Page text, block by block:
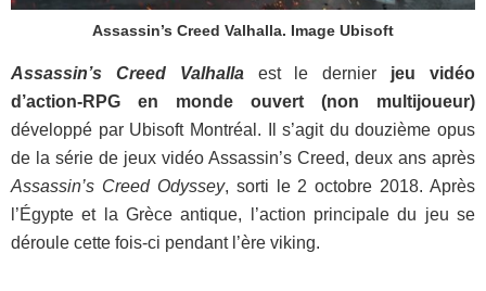
Assassin’s Creed Valhalla. Image Ubisoft
Assassin’s Creed Valhalla est le dernier jeu vidéo
d’action-RPG
en monde ouvert
(non multijoueur)
développé par Ubisoft Montréal. Il s’agit du douzième opus
de la série de jeux vidéo Assassin’s Creed, deux ans après
Assassin’s Creed Odyssey, sorti le 2 octobre 2018. Après
l’Égypte et la Grèce antique, l’action principale du jeu se
déroule cette fois-ci pendant l’ère viking.